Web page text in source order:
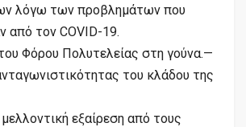
λόγω των προβλημάτων που
από τον COVID-19.
Φόρου Πολυτελείας στη γούνα.—
του κλάδου της
εξαίρεση από τους